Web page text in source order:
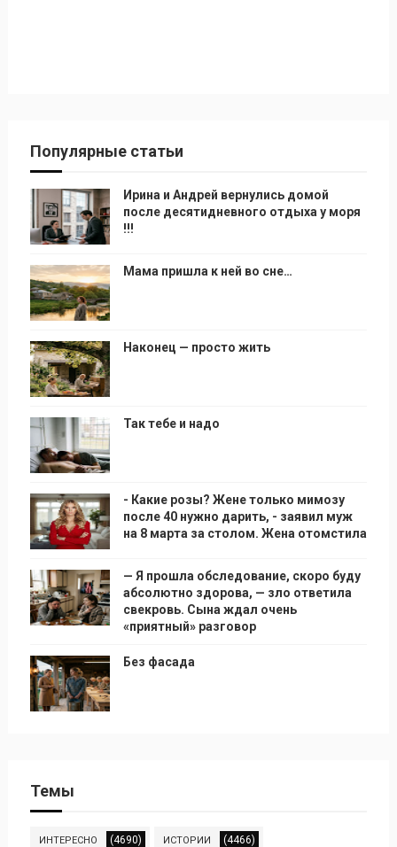
Популярные статьи
Ирина и Андрей вернулись домой
после десятидневного отдыха у моря
!!!
Мама пришла к ней во сне…
Наконец — просто жить
Так тебе и надо
- Какие розы? Жене только мимозу
после 40 нужно дарить, - заявил муж
на 8 марта за столом. Жена отомстила
— Я прошла обследование, скоро буду
абсолютно здорова, — зло ответила
свекровь. Сына ждал очень
«приятный» разговор
Без фасада
Темы
ИНТЕРЕСНО (4690) ИСТОРИИ (4466)